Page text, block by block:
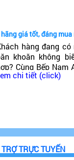
giá tốt, đáng
hàng đang
khoăn không
Cùng Bếp
bếp từ giá phải
chi tiết (click)
TRỢ TRỰC TUYẾN